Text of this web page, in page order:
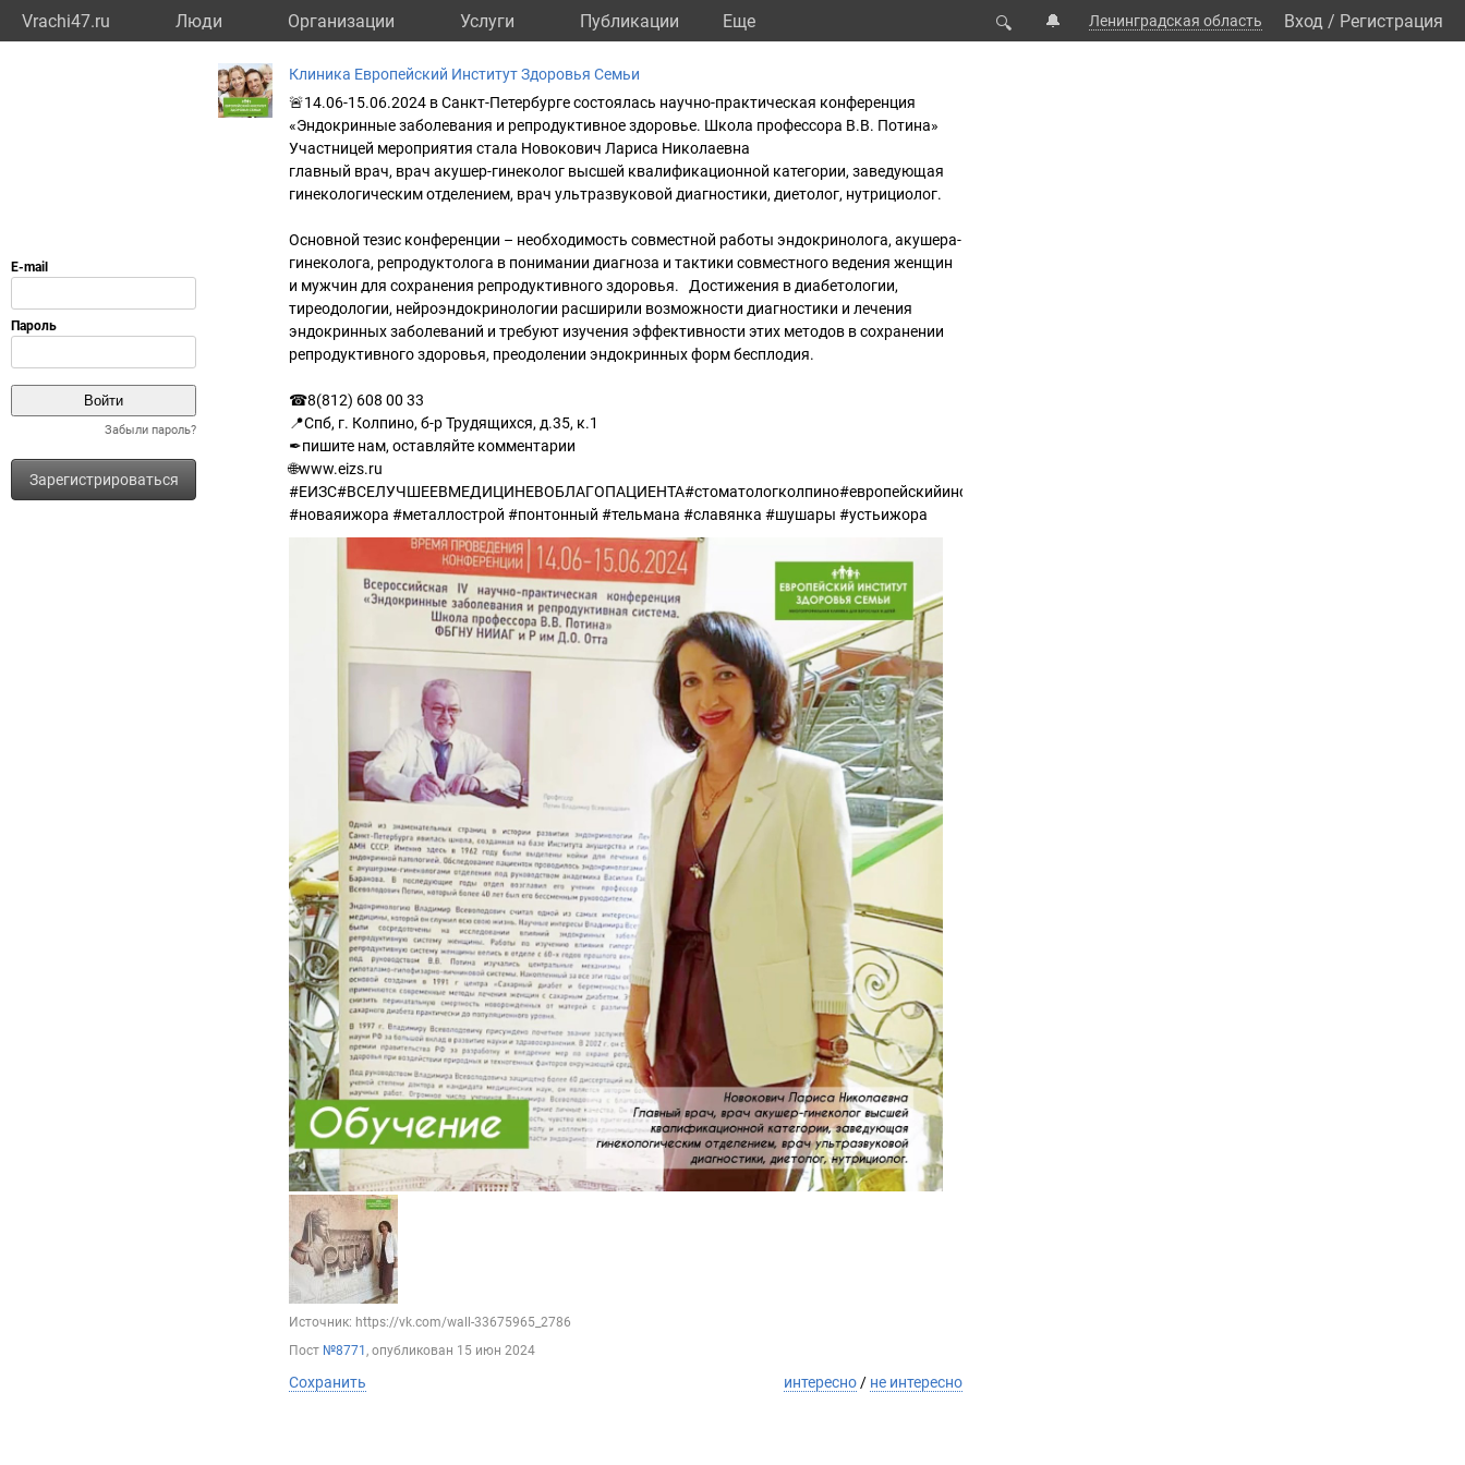
Vrachi47.ru Люди Организации Услуги Публикации Eще 🔍 🔔 Ленинградская область Вход / Регистрация
Забыли пароль?
Зарегистрироваться
Клиника Европейский Институт Здоровья Семьи
🚨14.06-15.06.2024 в Санкт-Петербурге состоялась научно-практическая конференция
«Эндокринные заболевания и репродуктивное здоровье. Школа профессора В.В. Потина»
Участницей мероприятия стала Новокович Лариса Николаевна
главный врач, врач акушер-гинеколог высшей квалификационной категории, заведующая
гинекологическим отделением, врач ультразвуковой диагностики, диетолог, нутрициолог.
Основной тезис конференции – необходимость совместной работы эндокринолога, акушера-
гинеколога, репродуктолога в понимании диагноза и тактики совместного ведения женщин
и мужчин для сохранения репродуктивного здоровья. Достижения в диабетологии,
тиреодологии, нейроэндокринологии расширили возможности диагностики и лечения
эндокринных заболеваний и требуют изучения эффективности этих методов в сохранении
репродуктивного здоровья, преодолении эндокринных форм бесплодия.
☎8(812) 608 00 33
📍Спб, г. Колпино, б-р Трудящихся, д.35, к.1
✒пишите нам, оставляйте комментарии
🌐www.eizs.ru
#ЕИЗС#ВСЕЛУЧШЕЕВМЕДИЦИНЕВОБЛАГОПАЦИЕНТА#стоматологколпино#европейскийинститутздоровьясемьи#колпино
#новаяижора #металлострой #понтонный #тельмана #славянка #шушары #устьижора
Источник: https://vk.com/wall-33675965_2786
Пост №8771 , опубликован 15 июн 2024
Сохранить интересно / не интересно